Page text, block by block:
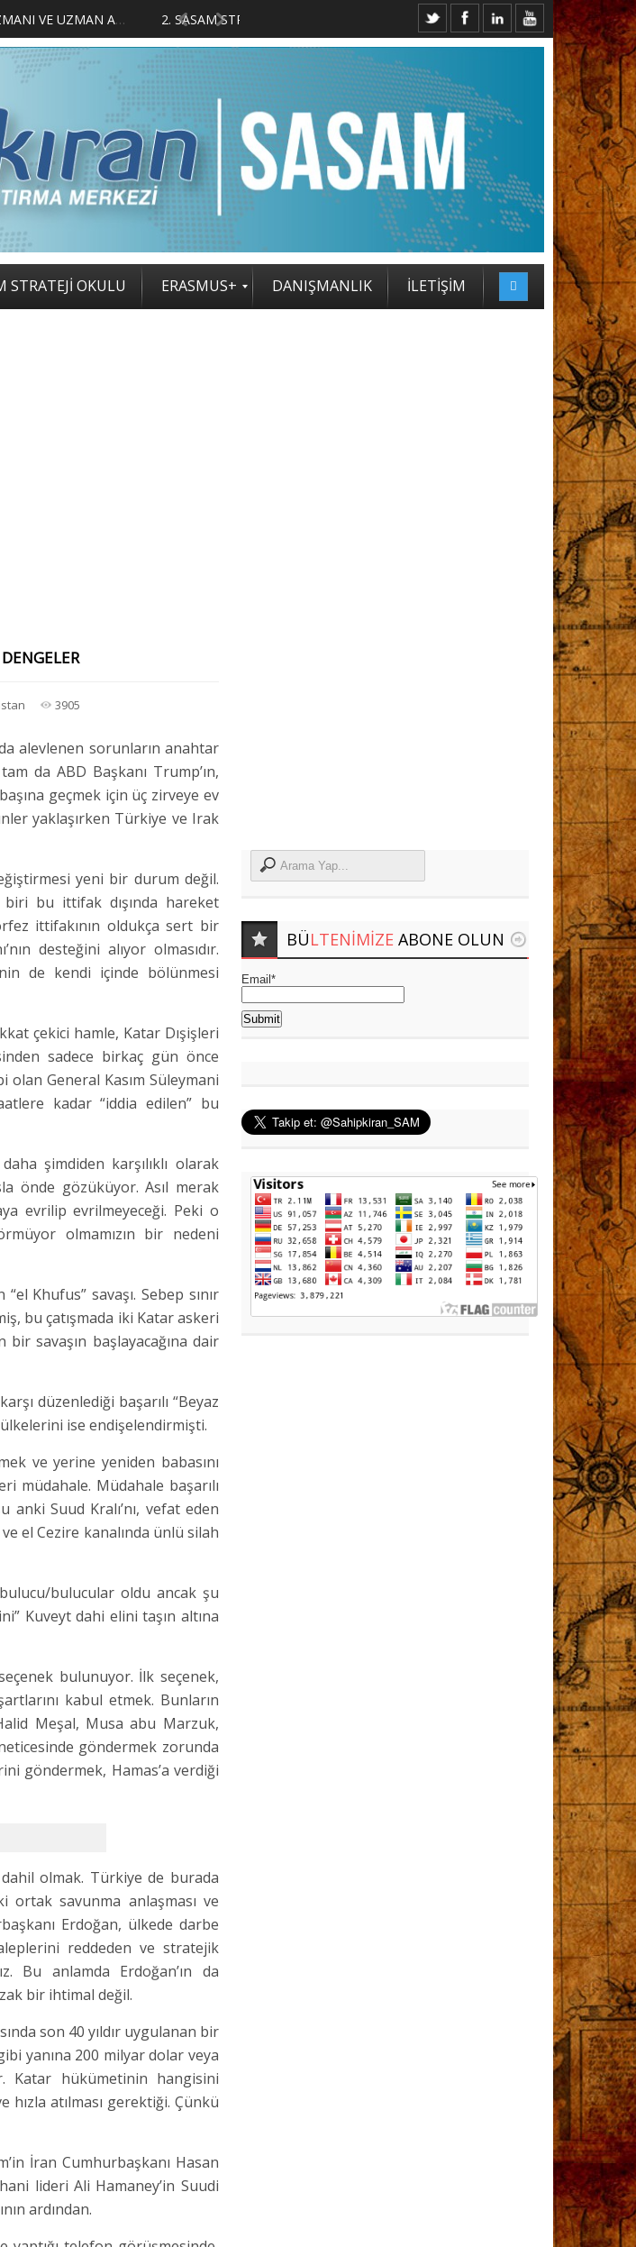
STRATEJİ OKULU ERASMUS+ DANIŞMANLIK İLETİŞİM
3905
alevlenen sorunların anahtar
da ABD Başkanı Trump’ın,
geçmek için üç zirveye ev
yaklaşırken Türkiye ve Irak
yeni bir durum değil.
biri bu ittifak dışında hareket
ittifakının oldukça sert bir
desteğini alıyor olmasıdır.
de kendi içinde bölünmesi
çekici hamle, Katar Dışişleri
sadece birkaç gün önce
General Kasım Süleymani
kadar “iddia edilen” bu
şimdiden karşılıklı olarak
önde gözüküyor. Asıl merak
evrilip evrilmeyeceği. Peki o
olmamızın bir nedeni
Khufus” savaşı. Sebep sınır
bu çatışmada iki Katar askeri
savaşın başlayacağına dair
düzenlediği başarılı “Beyaz
ülkelerini ise endişelendirmişti.
ve yerine yeniden babasını
müdahale. Müdahale başarılı
anki Suud Kralı’nı, vefat eden
el Cezire kanalında ünlü silah
bulucular oldu ancak şu
Kuveyt dahi elini taşın altına
bulunuyor. İlk seçenek,
kabul etmek. Bunların
Meşal, Musa abu Marzuk,
göndermek zorunda
göndermek, Hamas’a verdiği
olmak. Türkiye de burada
savunma anlaşması ve
Erdoğan, ülkede darbe
reddeden ve stratejik
Bu anlamda Erdoğan’ın da
bir ihtimal değil.
son 40 yıldır uygulanan bir
yanına 200 milyar dolar veya
Katar hükümetinin hangisini
hızla atılması gerektiği. Çünkü
İran Cumhurbaşkanı Hasan
lideri Ali Hamaney’in Suudi
ardından.
BÜLTENIMIZE ABONE OLUN
Email*